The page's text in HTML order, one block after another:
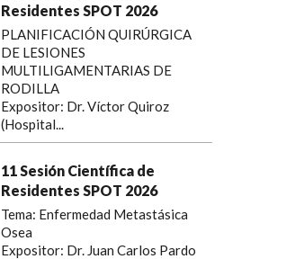
Residentes SPOT 2026
PLANIFICACIÓN QUIRÚRGICA
DE LESIONES
MULTILIGAMENTARIAS DE
RODILLA
Expositor: Dr. Víctor Quiroz
(Hospital...
11 Sesión Científica de
Residentes SPOT 2026
Tema: Enfermedad Metastásica
Osea
Expositor: Dr. Juan Carlos Pardo